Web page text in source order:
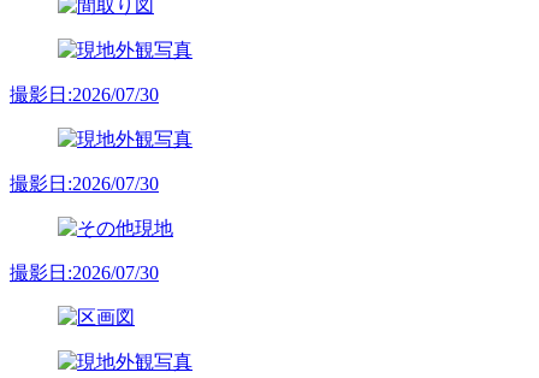
撮影日:2026/07/30
撮影日:2026/07/30
撮影日:2026/07/30